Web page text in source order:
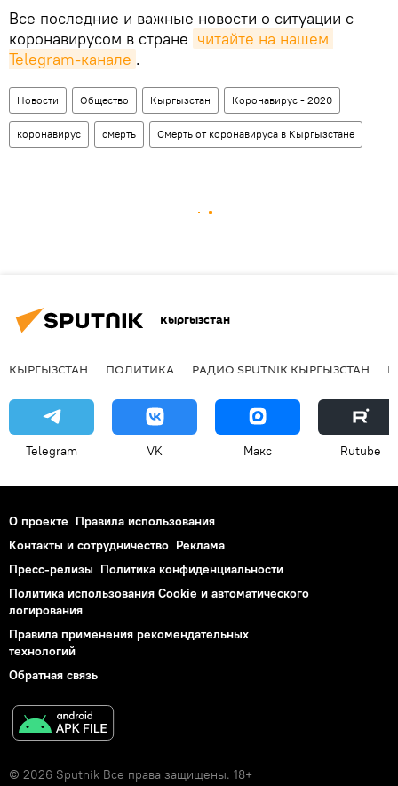
Все последние и важные новости о ситуации с
коронавирусом в стране читайте на нашем
Telegram-канале .
Новости Общество Кыргызстан Коронавирус - 2020
коронавирус смерть Смерть от коронавируса в Кыргызстане
Кыргызстан
КЫРГЫЗСТАН ПОЛИТИКА РАДИО SPUTNIK КЫРГЫЗСТАН
Telegram VK Макс Rutube
О проекте Правила использования
Контакты и сотрудничество Реклама
Пресс-релизы Политика конфиденциальности
Политика использования Cookie и автоматического
логирования
Правила применения рекомендательных
технологий
Обратная связь
© 2026 Sputnik Все права защищены. 18+